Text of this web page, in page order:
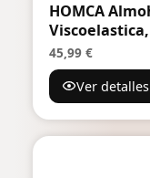
HOMCA
Soporte de
Ergonómico
Arriba
45,99 €
Ver detalles